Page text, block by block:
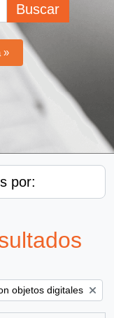
Buscar
»
por:
filter:
objetos digitales